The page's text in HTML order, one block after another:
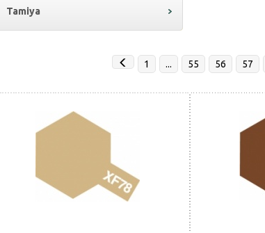
Tamiya
1 ... 55 56 57